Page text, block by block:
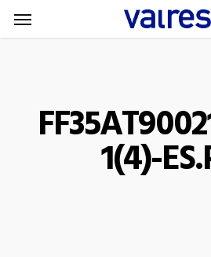
Skip
to
Menu
1(4)-
Menu